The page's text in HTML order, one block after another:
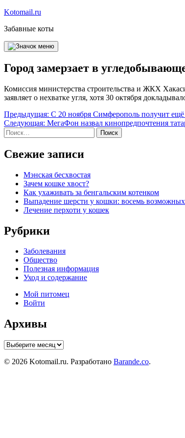
Перейти
содержимому
Kotomail.ru
Забавные коты
Город замерзает в
Комиссия министерства строительства и ЖКХ
заявляет о нехватке угля, хотя 30 октября
Навигация
по
записям
Предыдущая: С 20 ноября Симферополь получит
Следующая: МегаФон назвал кинопредпочтения
Найти:
Свежие записи
Мэнская бесхвостая
Зачем кошке хвост?
Как ухаживать за бенгальским котенком
Выпадение шерсти у кошки: восемь
Лечение перхоти у кошек
Рубрики
Заболевания
Общество
Полезная информация
Уход и содержание
Мой питомец
Войти
Архивы
Архивы
© 2026 Kotomail.ru. Разработано Barande.co.